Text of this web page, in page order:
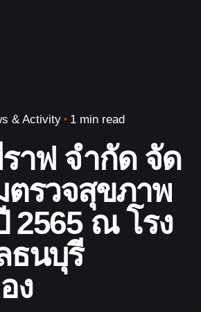
& Activity 1 min read
าฟ จำกัด จัด
ตรวจสุขภาพ
2565 ณ โรง
ธนบุรี
ง